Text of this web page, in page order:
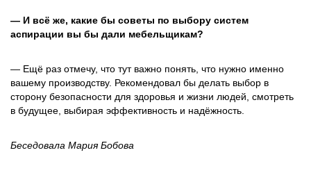
— И всё же, какие бы советы по выбору систем
аспирации вы бы дали мебельщикам?
— Ещё раз отмечу, что тут важно понять, что нужно именно
вашему производству. Рекомендовал бы делать выбор в
сторону безопасности для здоровья и жизни людей, смотреть
в будущее, выбирая эффективность и надёжность.
Беседовала Мария Бобова